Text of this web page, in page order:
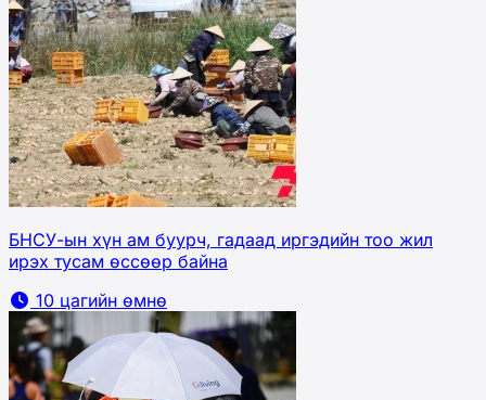
БНСУ-ын хүн ам буурч, гадаад иргэдийн тоо жил
ирэх тусам өссөөр байна
10 цагийн өмнө